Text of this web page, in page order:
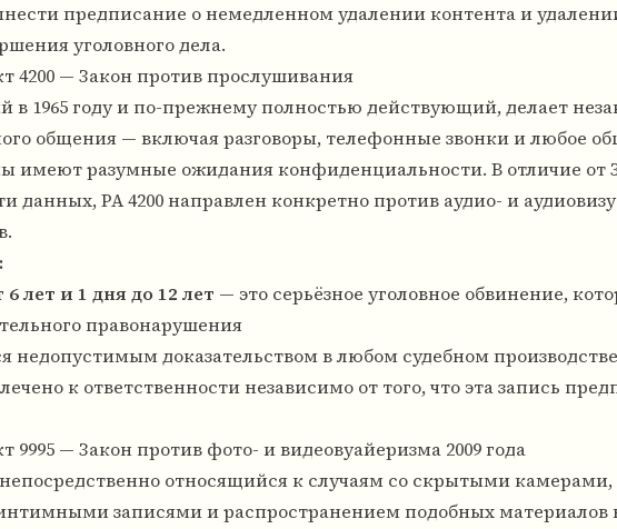
предписание о немедленном удалении контента и
уголовного дела.
4200 — Закон против прослушивания
в 1965 году и по-прежнему полностью действующий, делает
общения — включая разговоры, телефонные звонки и любое
имеют разумные ожидания конфиденциальности. В отличие от
данных, РА 4200 направлен конкретно против аудио- и
6 лет и 1 дня до 12 лет — это серьёзное уголовное обвинение,
правонарушения
недопустимым доказательством в любом судебном
к ответственности независимо от того, что эта запись
9995 — Закон против фото- и видеовуайеризма 2009 года
непосредственно относящийся к случаям со скрытыми
записями и распространением подобных материалов